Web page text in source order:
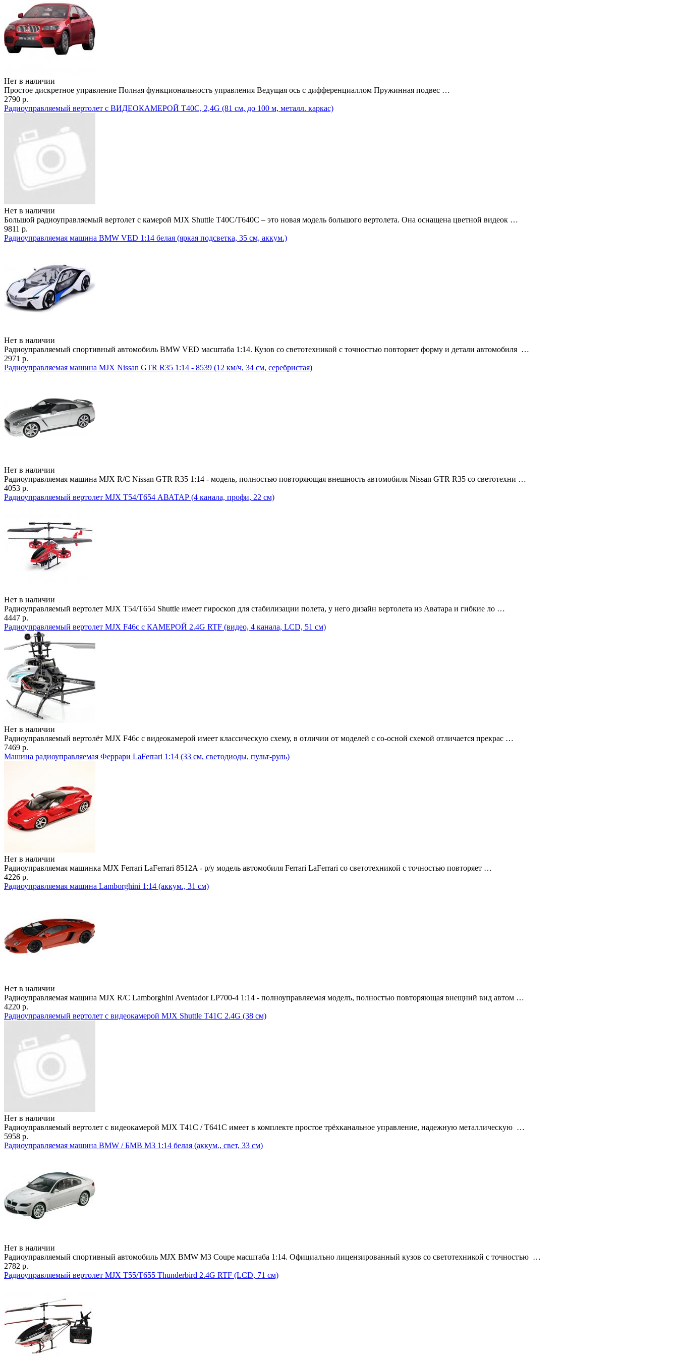
Нет в наличии
Простое дискретное управление Полная функциональностъ управления Ведущая ось с дифференциаллом Пружинная подвес …
2790 р.
Радиоуправляемый вертолет с ВИДЕОКАМЕРОЙ T40C, 2,4G (81 см, до 100 м, металл. каркас)
Нет в наличии
Большой радиоуправляемый вертолет с камерой MJX Shuttle T40C/T640C – это новая модель большого вертолета. Она оснащена цветной видеок …
9811 р.
Радиоуправляемая машина BMW VED 1:14 белая (яркая подсветка, 35 см, аккум.)
Нет в наличии
Радиоуправляемый спортивный автомобиль BMW VED масштаба 1:14. Кузов со светотехникой с точностъю повторяет форму и детали автомобиля …
2971 р.
Радиоуправляемая машина MJX Nissan GTR R35 1:14 - 8539 (12 км/ч, 34 см, серебристая)
Нет в наличии
Радиоуправляемая машина MJX R/C Nissan GTR R35 1:14 - модель, полноcтью повторяющая внешноcть автомобиля Nissan GTR R35 cо cветотехни …
4053 р.
Радиоуправляемый вертолет MJX T54/T654 АВАТАР (4 канала, профи, 22 см)
Нет в наличии
Радиоуправляемый вертолет MJX T54/T654 Shuttle имеет гироскоп для стабилизации полета, у него дизайн вертолета из Аватара и гибкие ло …
4447 р.
Радиоуправляемый вертолет MJX F46c c КАМЕРОЙ 2.4G RTF (видео, 4 канала, LCD, 51 см)
Нет в наличии
Радиоуправляемый вертолёт MJX F46c с видеокамерой имеет классическую схему, в отличии от моделей с со-осной схемой отличается прекрас …
7469 р.
Машина радиоуправляемая Феррари LaFerrari 1:14 (33 см, светодиоды, пульт-руль)
Нет в наличии
Радиоуправляемая машинка MJX Ferrari LaFerrari 8512A - р/у модель автомобиля Ferrari LaFerrari со светотехникой с точностью повторяет …
4226 р.
Радиоуправляемая машина Lamborghini 1:14 (аккум., 31 см)
Нет в наличии
Радиоуправляемая мащина MJX R/C Lamborghini Aventador LP700-4 1:14 - полноуправляемая моделъ, полностъю повторяющая внещний вид автом …
4220 р.
Радиоуправляемый вертолет с видеокамерой MJX Shuttle T41C 2.4G (38 см)
Нет в наличии
Радиоуправляемый вертолет с видеокамерой MJX T41C / T641C имеет в комплекте простое трёхканальное управление, надежную металлическую …
5958 р.
Радиоуправляемая машина BMW / БМВ M3 1:14 белая (аккум., свет, 33 см)
Нет в наличии
Радиоуправляемый спортивный автомобиль MJX BMW M3 Coupe масштаба 1:14. Официалъно лицензированный кузов со светотехникой с точностъю …
2782 р.
Радиоуправляемый вертолет MJX T55/T655 Thunderbird 2.4G RTF (LCD, 71 см)